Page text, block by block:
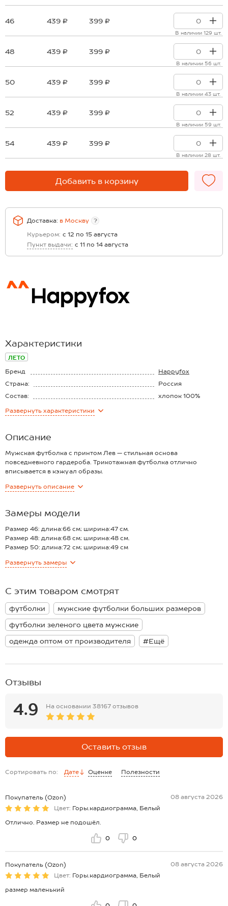
46 439 ₽ 399 ₽
В наличии 129 шт.
48 439 ₽ 399 ₽
В наличии 56 шт.
50 439 ₽ 399 ₽
В наличии 43 шт.
52 439 ₽ 399 ₽
В наличии 59 шт.
54 439 ₽ 399 ₽
В наличии 28 шт.
Добавить в корзину
Доставка: в Москву
?
Курьером: с 12 по 15 августа
Пункт выдачи: с 11 по 14 августа
Характеристики
ЛЕТО
Бренд
Happyfox
Страна:
Россия
Состав:
хлопок 100%
Материал:
Развернуть характеристики
Описание
Мужская футболка с принтом Лев — стильная основа
повседневного гардероба. Трикотажная футболка отлично
вписывается в кэжуал образы.
— трикотаж кулирная гладь (плотность 150 г/м²) из 100% хлопка —
более выразительным;
— футболка цвета морской волны добавит глубины и свежести;
— прямой крой обеспечивает комфортную посадку и свободу
движений;
активного дня.
практичность и выразительный городской стиль.
Развернуть описание
Замеры модели
Размер 46: длина:66 см; ширина:47 см.
Размер 48: длина:68 см; ширина:48 см.
Размер 50: длина:72 см; ширина:49 см
Размер 54: длина:76 см; ширина:55 см.
Развернуть замеры
С этим товаром смотрят
футболки
мужские футболки больших размеров
футболки зеленого цвета мужские
одежда оптом от производителя
#Ещё
Отзывы
4.9 На основании 38167 отзывов
Оставить отзыв
Сортировать по: Дате Оценке Полезности
Покупатель (Ozon)
08 августа 2026
Цвет: Горы.кардиограмма, Белый
Отлично. Размер не подошёл.
0 0
Покупатель (Ozon)
08 августа 2026
Цвет: Горы.кардиограмма, Белый
размер маленький